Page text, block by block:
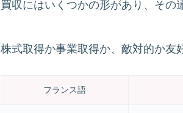
買収にはいくつかの形があり、その
株式取得か事業取得か、敵対的か友
フランス語